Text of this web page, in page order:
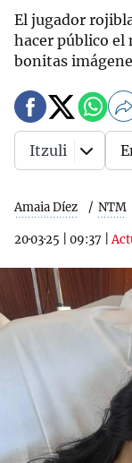
El jugador
hacer público el
bonitas
Amaia Díez NTM
20·03·25 09:37 |
Itzuli